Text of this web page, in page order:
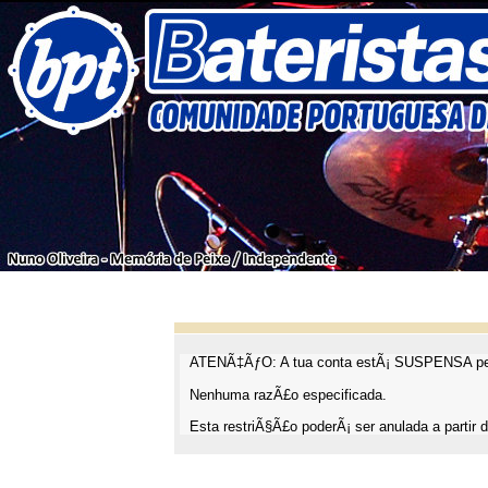
ATENÃ‡ÃƒO: A tua conta estÃ¡ SUSPENSA
Nenhuma razÃ£o especificada.
Esta restriÃ§Ã£o poderÃ¡ ser anulada a partir